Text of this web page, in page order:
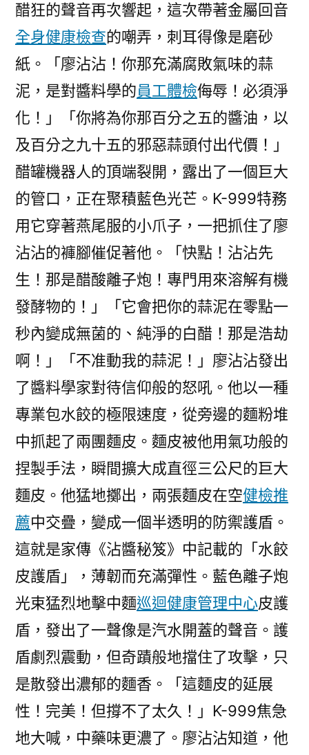
醋狂的聲音再次響起，這次帶著金屬回音
全身健康檢查的嘲弄，刺耳得像是磨砂
紙。「廖沾沾！你那充滿腐敗氣味的蒜
泥，是對醬料學的員工體檢侮辱！必須淨
化！」「你將為你那百分之五的醬油，以
及百分之九十五的邪惡蒜頭付出代價！」
醋罐機器人的頂端裂開，露出了一個巨大
的管口，正在聚積藍色光芒。K-999特務
用它穿著燕尾服的小爪子，一把抓住了廖
沾沾的褲腳催促著他。「快點！沾沾先
生！那是醋酸離子炮！專門用來溶解有機
發酵物的！」「它會把你的蒜泥在零點一
秒內變成無菌的、純淨的白醋！那是浩劫
啊！」「不准動我的蒜泥！」廖沾沾發出
了醬料學家對待信仰般的怒吼。他以一種
專業包水餃的極限速度，從旁邊的麵粉堆
中抓起了兩團麵皮。麵皮被他用氣功般的
捏製手法，瞬間擴大成直徑三公尺的巨大
麵皮。他猛地擲出，兩張麵皮在空健檢推
薦中交疊，變成一個半透明的防禦護盾。
這就是家傳《沾醬秘笈》中記載的「水餃
皮護盾」，薄韌而充滿彈性。藍色離子炮
光束猛烈地擊中麵巡迴健康管理中心皮護
盾，發出了一聲像是汽水開蓋的聲音。護
盾劇烈震動，但奇蹟般地擋住了攻擊，只
是散發出濃郁的麵香。「這麵皮的延展
性！完美！但撐不了太久！」K-999焦急
地大喊，中藥味更濃了。廖沾沾知道，他